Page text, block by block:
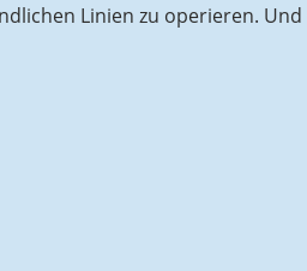
Linien zu operieren.